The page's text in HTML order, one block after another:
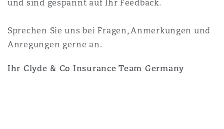
und sind gespannt auf Ihr Feedback.
Sprechen Sie uns bei Fragen, Anmerkungen und
Anregungen gerne an.
Ihr Clyde & Co Insurance Team Germany